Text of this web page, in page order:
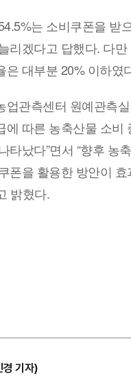
는 소비쿠폰을 받
리겠다고 답했다. 다만
은 대부분 20% 이하였
업관측센터 원예관측
에 따른 농축산물 소비
타났다”면서 “향후 농
폰을 활용한 방안이 효
밝혔다.
경 기자)